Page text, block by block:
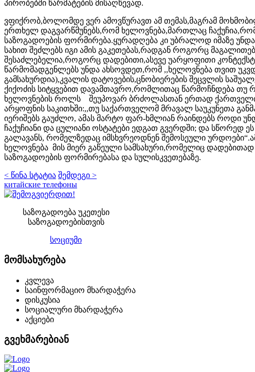
პირობებში წარმატების მისაღწევად.
ვფიქრობ,ბოლომდე ვერ ამოვწურავთ ამ თემას,მაგრამ
ერთხელ დაგვარწმუნებს,რომ ხელოვნება,მართლაც
საზოგადოების ფორმირება.ყურადღება კი უბრალოდ იმაზე
სახით შეძლებს იგი ამის გაკეთებას,რადგან როგორც
შესაძლებელია,როგორც დადებითი,ასევე უარყოფითი
წარმომადგენლებს უნდა ახსოვდეთ,რომ ,,ხელოვნება თვით
გამსახურდია),კვალის დატოვების,ცნობიერების შეცვლის
ქიქოძის სიტყვებით დავამთავრო,რომლითაც წარმოჩნდება თუ
ხელოვნების როლს შეუპოვარ ბრძოლასთან ერთად
არყოფნის საკითხში:,,თუ საქართველომ მრავალ საუკუნეთა
იერიშებს გაუძლო, ამას მარტო ფარ-ხმლიან რაინდებს როდი
ჩაქუჩიანი და ცულიანი ოსტატები ედგათ გვერდში; და სწორედ
გალავანს, რომელზედაც იმსხვრეოდნენ შემოსეული
ხელოვნება მის მიერ გაწეული სამსახური,რომელიც დადებითად
საზოგადოების ფორმირებასა და სულისკვეთებაზე.
< წინა სტატია შემდეგი >
китайские телефоны
საზოგადოება უკეთესი
საზოგადოებისთვის
სოციუმი
მომსახურება
კვლევა
საინფორმაციო მხარდაჭერა
დისკუსია
სოციალური მხარდაჭერა
აქციები
გვეხმარებიან